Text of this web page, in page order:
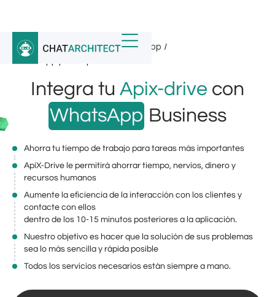
Inicio Integraciones de WhatsApp /
WhatsApp para Apix-drive
Integra tu Apix-drive con
WhatsApp Business
Ahorra tu tiempo de trabajo para tareas más importantes
ApiX-Drive le permitirá ahorrar tiempo, nervios, dinero y
recursos humanos
Aumente la eficiencia de la interacción con los clientes y
contacte con ellos
dentro de los 10-15 minutos posteriores a la aplicación.
Nuestro objetivo es hacer que la solución de sus problemas
sea lo más sencilla y rápida posible
Todos los servicios necesarios están siempre a mano.